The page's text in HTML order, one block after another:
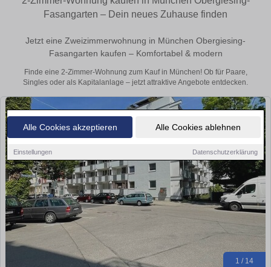
Alle Cookies akzeptieren Alle Cookies ablehnen
Einstellungen Datenschutzerklärung
Fasangarten – Dein neues Zuhause finden
Jetzt eine Zweizimmerwohnung in München Obergiesing-
Fasangarten kaufen – Komfortabel & modern
Finde eine 2-Zimmer-Wohnung zum Kauf in München! Ob für Paare,
Singles oder als Kapitalanlage – jetzt attraktive Angebote entdecken.
1 / 14